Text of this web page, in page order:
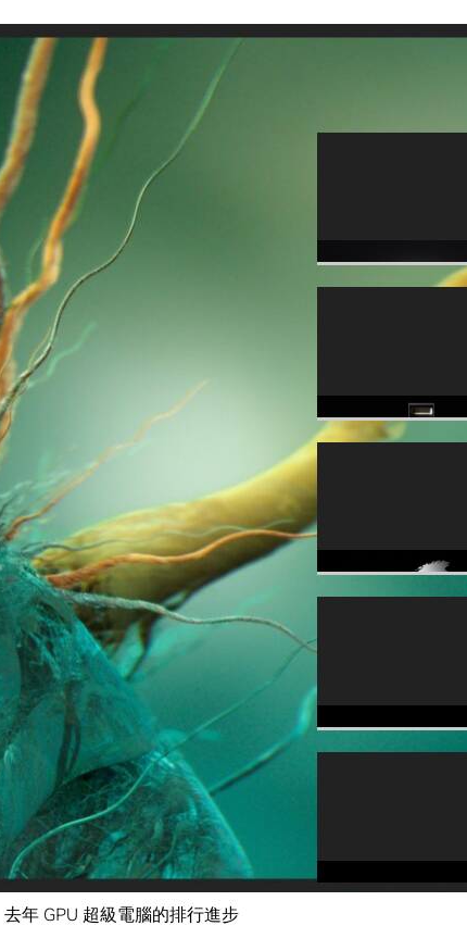
高效能運算 (HPC) 產業接觸的最
重要的活動。
運算市場產生重大影響。GPU 運算
國際高速計算大會中出爐。本公司在
Fermi推出後局勢大為改變，排行榜
上的 GPU 超級電腦數量劇增。
中心開始具備 GPU 高速運算的能
直接跳到第 101 名，整整進步了
電腦排行榜上的超級電腦。然而根
擔得起高速運算能力所需的費用。
也是苦無門路。現在每所大學的系
倍。
的研究人員與泰國的團隊合作，在
虐全球，而且由於病毒不斷突
造成全球五十萬人喪生的主因。
去年 GPU 超級電腦的排行進步